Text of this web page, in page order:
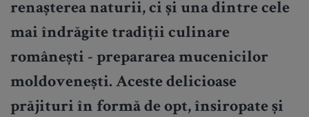
renașterea naturii, ci și una dintre cele
mai îndrăgite tradiții culinare
românești - prepararea mucenicilor
moldovenești. Aceste delicioase
prăjituri în formă de opt, însiropate și